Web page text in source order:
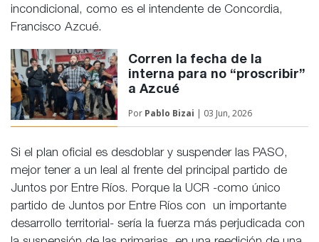
incondicional, como es el intendente de Concordia,
Francisco Azcué.
Corren la fecha de la
interna para no “proscribir”
a Azcué
Por Pablo Bizai | 03 Jun, 2026
Si el plan oficial es desdoblar y suspender las PASO,
mejor tener a un leal al frente del principal partido de
Juntos por Entre Ríos. Porque la UCR -como único
partido de Juntos por Entre Ríos con un importante
desarrollo territorial- sería la fuerza más perjudicada con